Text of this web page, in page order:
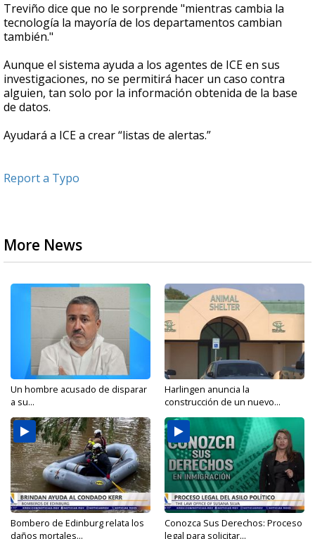
Treviño dice que no le sorprende "mientras cambia la
tecnología la mayoría de los departamentos cambian
también."
Aunque el sistema ayuda a los agentes de ICE en sus
investigaciones, no se permitirá hacer un caso contra
alguien, tan solo por la información obtenida de la base
de datos.
Ayudará a ICE a crear “listas de alertas.”
Report a Typo
More News
Un hombre acusado de disparar
a su...
Harlingen anuncia la
construcción de un nuevo...
Bombero de Edinburg relata los
daños mortales...
Conozca Sus Derechos: Proceso
legal para solicitar...